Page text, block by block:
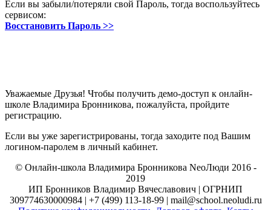
Если вы забыли/потеряли свой Пароль, тогда воспользуйтесь
сервисом:
Восстановить Пароль >>
Уважаемые Друзья! Чтобы получить демо-доступ к онлайн-
школе Владимира Бронникова, пожалуйста, пройдите
регистрацию.
Если вы уже зарегистрированы, тогда заходите под Вашим
логином-паролем в личный кабинет.
© Онлайн-школа Владимира Бронникова NeoЛюди 2016 -
2019
ИП Бронников Владимир Вячеславович | ОГРНИП
309774630000984 | +7 (499) 113-18-99 | mail@school.neoludi.ru